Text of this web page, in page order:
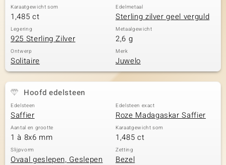
Karaatgewicht som
1,485 ct
Edelmetaal
Sterling zilver geel verguld
Legering
925 Sterling Zilver
Metaalgewicht
2,6 g
Ontwerp
Solitaire
Merk
Juwelo
Hoofd edelsteen
Edelsteen
Saffier
Edelsteen exact
Roze Madagaskar Saffier
Aantal en grootte
1 à 8x6 mm
Karaatgewicht som
1,485 ct
Slijpvorm
Ovaal geslepen, Geslepen
Zetting
Bezel